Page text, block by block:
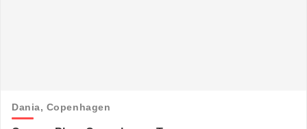
Dania, Copenhagen